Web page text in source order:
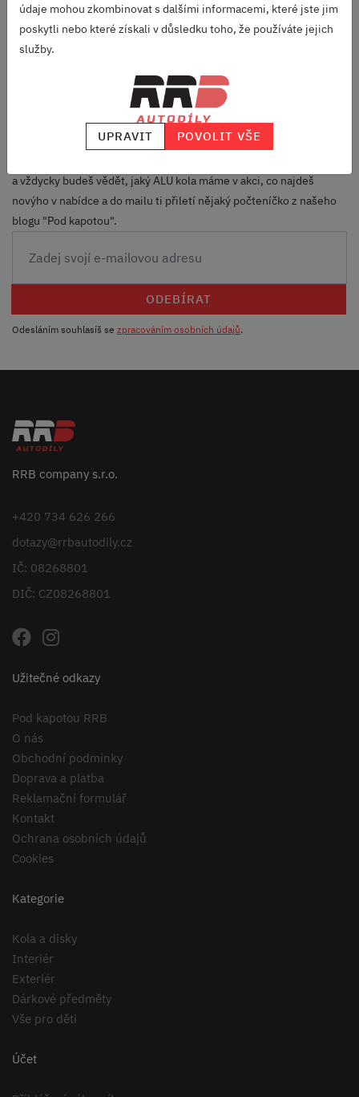
RODINNÁ FIRMA
S DLOUHOU TRADICÍ
ZBOZI.CZ
Odebírej náš newsletter
a vždycky budeš vědět, jaký ALU kola máme v akci, co najdeš
novýho v nabídce a do mailu ti přiletí nějaký počteníčko z našeho
blogu "Pod kapotou".
ODEBÍRAT
Odesláním souhlasíš se zpracováním osobních údajů.
RRB company s.r.o.
+420 734 626 266
dotazy@rrbautodily.cz
IČ: 08268801
DIČ: CZ08268801
Užitečné odkazy
Pod kapotou RRB
O nás
Obchodní podmínky
Doprava a platba
Reklamační formulář
Kontakt
Ochrana osobních údajů
Cookies
Kategorie
Kola a disky
Interiér
Exteriér
Dárkové předměty
Vše pro děti
Účet
údaje mohou zkombinovat s dalšími informacemi, které jste jim
poskytli nebo které získali v důsledku toho, že používáte jejich
služby.
UPRAVIT POVOLIT VŠE